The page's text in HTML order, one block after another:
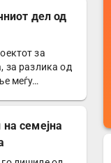
дел од
за
за разлика од
меѓу…
семејна